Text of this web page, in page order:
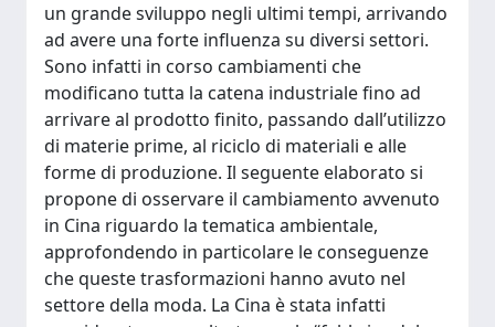
un grande sviluppo negli ultimi tempi, arrivando
ad avere una forte influenza su diversi settori.
Sono infatti in corso cambiamenti che
modificano tutta la catena industriale fino ad
arrivare al prodotto finito, passando dall’utilizzo
di materie prime, al riciclo di materiali e alle
forme di produzione. Il seguente elaborato si
propone di osservare il cambiamento avvenuto
in Cina riguardo la tematica ambientale,
approfondendo in particolare le conseguenze
che queste trasformazioni hanno avuto nel
settore della moda. La Cina è stata infatti